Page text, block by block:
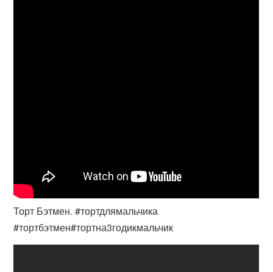
Торт Бэтмен. #тортдлямальчика
#тортбэтмен#тортна3годикмальчик